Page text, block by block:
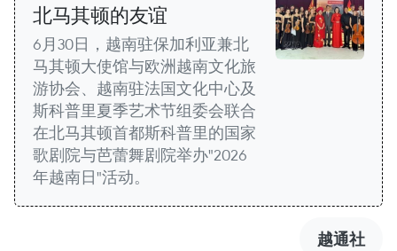
北马其顿的友谊
6月30日，越南驻保加利亚兼北
马其顿大使馆与欧洲越南文化旅
游协会、越南驻法国文化中心及
斯科普里夏季艺术节组委会联合
在北马其顿首都斯科普里的国家
歌剧院与芭蕾舞剧院举办"2026
年越南日"活动。
越通社